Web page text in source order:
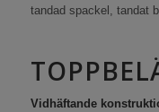
tandad spackel, tandat
Vidhäftande